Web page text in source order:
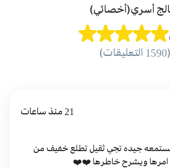
أسري(أخصائي)
(1590 التعليقات)
21 منذ ساعات
جيده تجي ثقيل تطلع خفيف من
امرها ويشرح خاطرها ❤️❤️